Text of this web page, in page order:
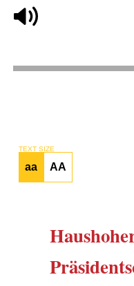
TEXT SIZE
aa AA